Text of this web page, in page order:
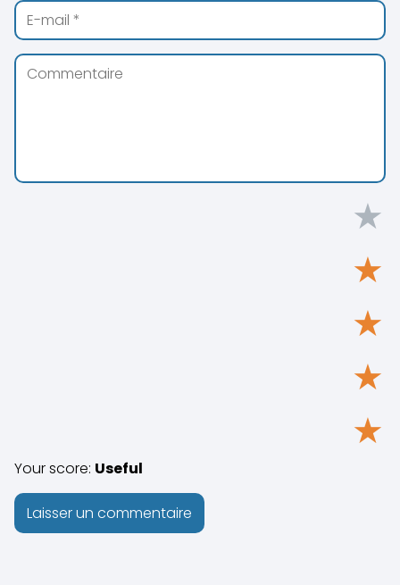
★
★
★
★
★
Your score: Useful